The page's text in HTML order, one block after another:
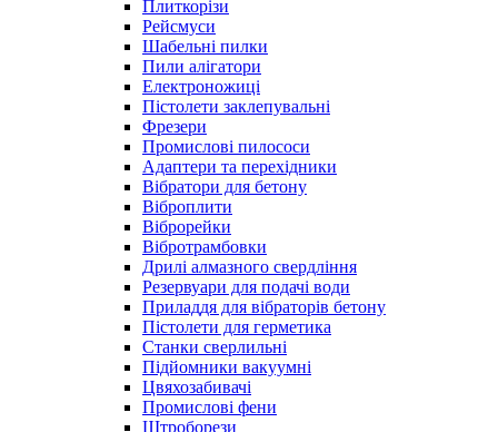
Плиткорізи
Рейсмуси
Шабельні пилки
Пили алігатори
Електроножиці
Пістолети заклепувальні
Фрезери
Промислові пилососи
Адаптери та перехідники
Вібратори для бетону
Віброплити
Віброрейки
Вібротрамбовки
Дрилі алмазного свердління
Резервуари для подачі води
Приладдя для вібраторів бетону
Пістолети для герметика
Станки сверлильні
Підйомники вакуумні
Цвяхозабивачі
Промислові фени
Штроборези